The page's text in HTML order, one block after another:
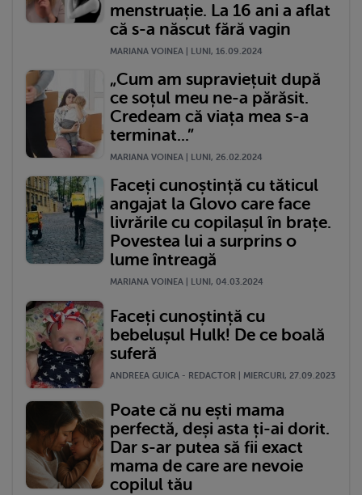
menstruație. La 16 ani a aflat
că s-a născut fără vagin
MARIANA VOINEA | LUNI, 16.09.2024
„Cum am supraviețuit după
ce soțul meu ne-a părăsit.
Credeam că viața mea s-a
terminat...”
MARIANA VOINEA | LUNI, 26.02.2024
Faceți cunoștință cu tăticul
angajat la Glovo care face
livrările cu copilașul în brațe.
Povestea lui a surprins o
lume întreagă
MARIANA VOINEA | LUNI, 04.03.2024
Faceți cunoștință cu
bebelușul Hulk! De ce boală
suferă
ANDREEA GUICA - REDACTOR | MIERCURI, 27.09.2023
Poate că nu ești mama
perfectă, deși asta ți-ai dorit.
Dar s-ar putea să fii exact
mama de care are nevoie
copilul tău